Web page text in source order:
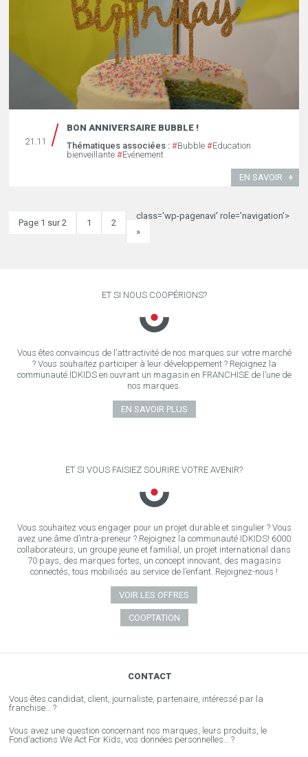
21.11
BON ANNIVERSAIRE BUBBLE !
Thématiques associées : #Bubble #Education
bienveillante #Evénement
EN SAVOIR
class='wp-pagenavi' role='navigation'>
Page 1 sur 2 1
2
»
ET SI NOUS COOPÉRIONS?
Vous êtes convaincus de l’attractivité de nos marques sur votre marché
? Vous souhaitez participer à leur développement ? Rejoignez la
communauté IDKIDS en ouvrant un magasin en FRANCHISE de l’une de
nos marques.
EN SAVOIR PLUS
ET SI VOUS FAISIEZ SOURIRE VOTRE AVENIR?
Vous souhaitez vous engager pour un projet durable et singulier ? Vous
avez une âme d’intra-preneur ? Rejoignez la communauté IDKIDS! 6000
collaborateurs, un groupe jeune et familial, un projet international dans
70 pays, des marques fortes, un concept innovant, des magasins
connectés, tous mobilisés au service de l’enfant. Rejoignez-nous !
VOIR LES OFFRES
COOPTATION
CONTACT
Vous êtes candidat, client, journaliste, partenaire, intéressé par la
franchise… ?
Vous avez une question concernant nos marques, leurs produits, le
Fond’actions We Act For Kids, vos données personnelles… ?